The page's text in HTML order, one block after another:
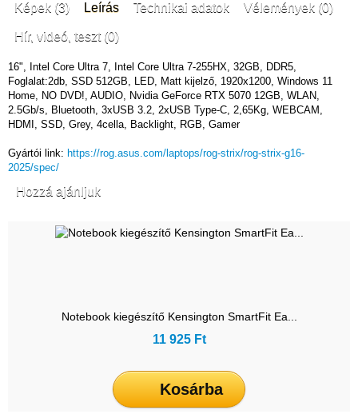
Képek (3) Leírás Technikai adatok Vélemények (0)
Hír, videó, teszt (0)
16", Intel Core Ultra 7, Intel Core Ultra 7-255HX, 32GB, DDR5,
Foglalat:2db, SSD 512GB, LED, Matt kijelző, 1920x1200, Windows 11
Home, NO DVD!, AUDIO, Nvidia GeForce RTX 5070 12GB, WLAN,
2.5Gb/s, Bluetooth, 3xUSB 3.2, 2xUSB Type-C, 2,65Kg, WEBCAM,
HDMI, SSD, Grey, 4cella, Backlight, RGB, Gamer
Gyártói link: https://rog.asus.com/laptops/rog-strix/rog-strix-g16-
2025/spec/
Hozzá ajánljuk
Notebook kiegészítő Kensington SmartFit Ea...
11 925 Ft
Kosárba